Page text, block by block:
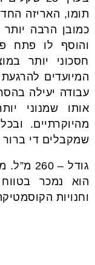
תומו, האריזה
כמובן הרבה
והוסף לו פתח
חסכוני יותר
המיועדים
עבודה יעילה
אותו שמנוני
מהיוקרתיים.
שמקבלים די ברור
וחנויות